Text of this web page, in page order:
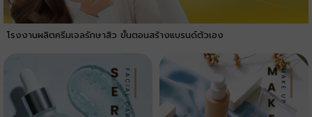
โรงงานผลิตครีมเจลรักษาสิว ขั้นตอนสร้างแบรนด์ตัวเอง